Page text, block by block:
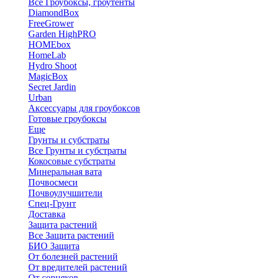
Все Гроубоксы, гроутенты
DiamondBox
FreeGrower
Garden HighPRO
HOMEbox
HomeLab
Hydro Shoot
MagicBox
Secret Jardin
Urban
Аксессуары для гроубоксов
Готовые гроубоксы
Еще
Грунты и субстраты
Все Грунты и субстраты
Кокосовые субстраты
Минеральная вата
Почвосмеси
Почвоулучшители
Спец-Грунт
Доставка
Защита растений
Все Защита растений
БИО Защита
От болезней растений
От вредителей растений